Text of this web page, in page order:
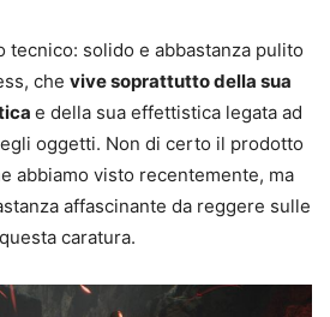
tecnico: solido e abbastanza pulito
che vive soprattutto della sua
e della sua effettistica legata ad
oggetti. Non di certo il prodotto
abbiamo visto recentemente, ma
affascinante da reggere sulle
caratura.